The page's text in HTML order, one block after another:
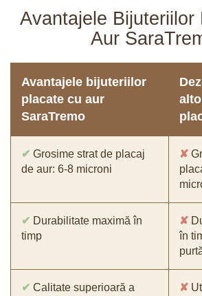
Avantajele Bijuteriilor
Aur
Avantajele bijuteriilor
placate cu aur
SaraTremo
✔ Grosime strat de placaj
de aur: 6-8 microni
✘
✔ Durabilitate maximă în
timp
✘
în
✔ Calitate superioară a
✘